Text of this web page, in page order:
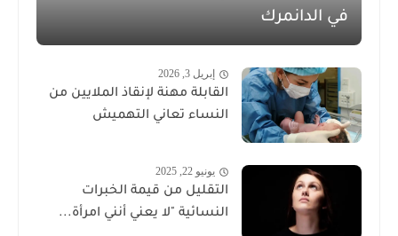
في الدانمرك
إبريل 3, 2026
القابلة مهنة لإنقاذ الملايين من
النساء تعاني التهميش
يونيو 22, 2025
التقليل من قيمة الخبرات
النسائية "لا يعني أنني امرأة...